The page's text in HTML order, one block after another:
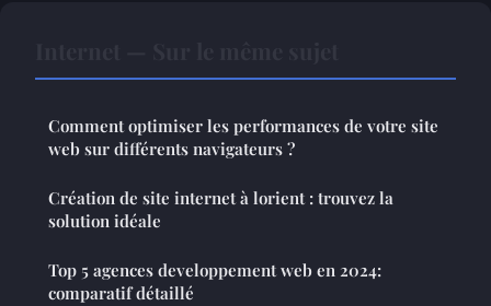
Comment optimiser les performances de votre site
web sur différents navigateurs ?
Création de site internet à lorient : trouvez la
solution idéale
Top 5 agences developpement web en 2024:
comparatif détaillé